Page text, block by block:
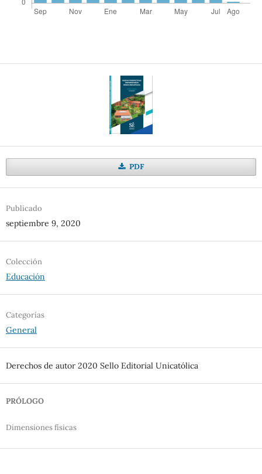
PDF
Publicado
septiembre 9, 2020
Colección
Educación
Categorías
General
Derechos de autor 2020 Sello Editorial Unicatólica
PRÓLOGO
Dimensiones físicas